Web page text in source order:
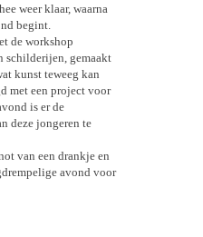
weer klaar, waarna
begint.
de workshop
schilderijen, gemaakt
kunst teweeg kan
met een project voor
is er de
deze jongeren te
van een drankje en
avond voor